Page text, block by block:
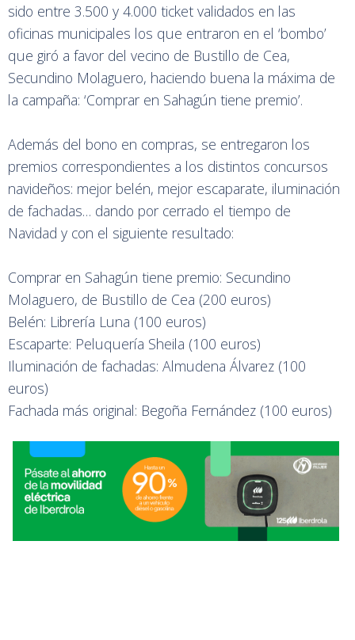
sido entre 3.500 y 4.000 ticket validados en las
oficinas municipales los que entraron en el ‘bombo’
que giró a favor del vecino de Bustillo de Cea,
Secundino Molaguero, haciendo buena la máxima de
la campaña: ‘Comprar en Sahagún tiene premio’.
Además del bono en compras, se entregaron los
premios correspondientes a los distintos concursos
navideños: mejor belén, mejor escaparate, iluminación
de fachadas… dando por cerrado el tiempo de
Navidad y con el siguiente resultado:
Comprar en Sahagún tiene premio: Secundino
Molaguero, de Bustillo de Cea (200 euros)
Belén: Librería Luna (100 euros)
Escaparte: Peluquería Sheila (100 euros)
Iluminación de fachadas: Almudena Álvarez (100
euros)
Fachada más original: Begoña Fernández (100 euros)